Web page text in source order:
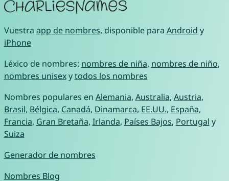
Vuestra app de nombres, disponible para Android y
iPhone
Léxico de nombres: nombres de niña, nombres de niño,
nombres unisexytodos los nombres
Nombres populares en Alemania, Australia, Austria,
Brasil, Bélgica, Canadá, Dinamarca, EE.UU., España,
Francia, Gran Bretaña, Irlanda, Países Bajos, Portugal y
Suiza
Generador de nombres
Nombres Blog